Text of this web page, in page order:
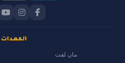
المعدات
مان لفت